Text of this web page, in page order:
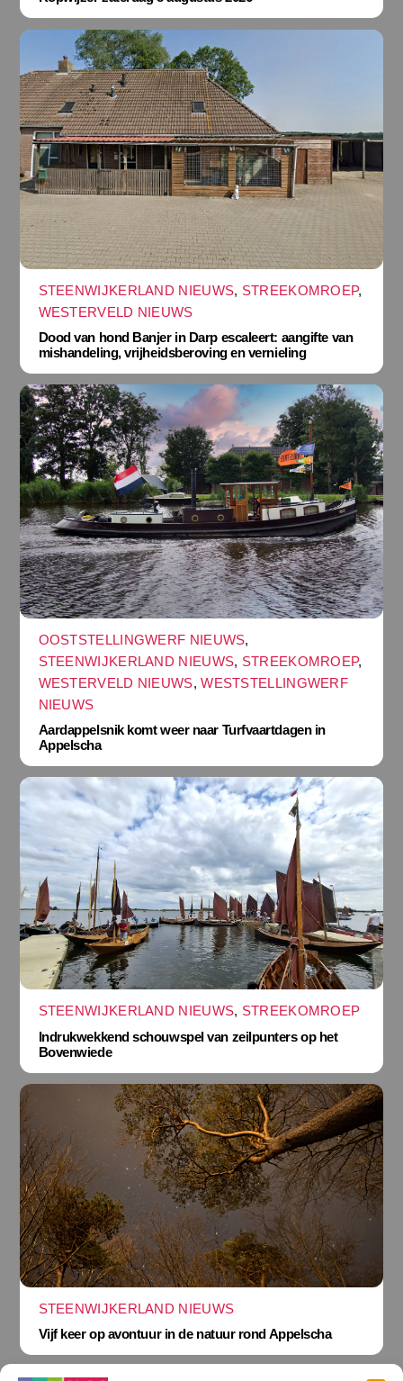
STEENWIJKERLAND NIEUWS, STREEKOMROEP,
WESTERVELD NIEUWS
Dood van hond Banjer in Darp escaleert: aangifte van
mishandeling, vrijheidsberoving en vernieling
OOSTSTELLINGWERF NIEUWS,
STEENWIJKERLAND NIEUWS, STREEKOMROEP,
WESTERVELD NIEUWS,WESTSTELLINGWERF
NIEUWS
Aardappelsnik komt weer naar Turfvaartdagen in
Appelscha
STEENWIJKERLAND NIEUWS, STREEKOMROEP
Indrukwekkend schouwspel van zeilpunters op het
Bovenwiede
STEENWIJKERLAND NIEUWS
Vijf keer op avontuur in de natuur rond Appelscha